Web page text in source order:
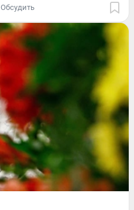
Обсудить